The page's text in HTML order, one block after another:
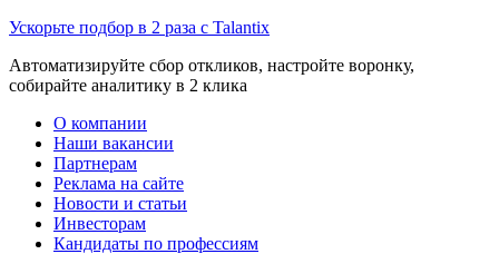
Ускорьте подбор в 2 раза с Talantix
Автоматизируйте сбор откликов, настройте воронку,
собирайте аналитику в 2 клика
О компании
Наши вакансии
Партнерам
Реклама на сайте
Новости и статьи
Инвесторам
Кандидаты по профессиям